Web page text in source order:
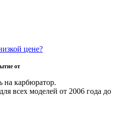
цене?
от
на карбюратор.
всех моделей от 2006 года до